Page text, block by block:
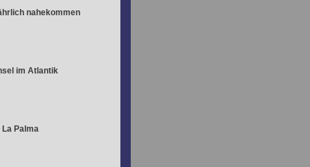
nahekommen
im Atlantik
Palma